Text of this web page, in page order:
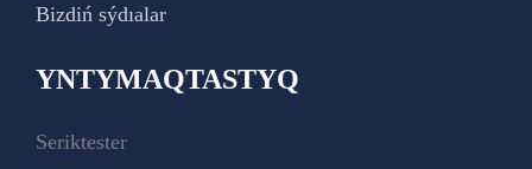
Bizdiń sýdıalar
YNTYMAQTASTYQ
Seriktester